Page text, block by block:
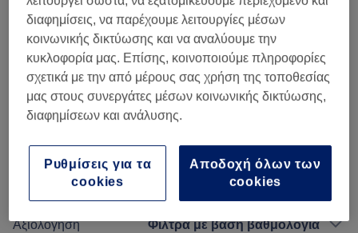
Καθαριότητα
Προσωπικό
Όλες οι υπηρεσίες
Αξιολόγηση Φίλτρα με βάση βαθμολογία
διαφημίσεις, να παρέχουμε λειτουργίες μέσων
κοινωνικής δικτύωσης και να αναλύουμε την
κυκλοφορία μας. Επίσης, κοινοποιούμε πληροφορίες
σχετικά με την από μέρους σας χρήση της τοποθεσίας
μας στους συνεργάτες μέσων κοινωνικής δικτύωσης,
διαφημίσεων και ανάλυσης.
Αποδοχή όλων των
cookies
Ρυθμίσεις για τα
cookies